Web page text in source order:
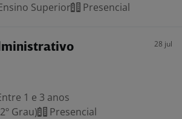
Superior Presencial
28 jul
1 e 3 anos
Grau)
Presencial